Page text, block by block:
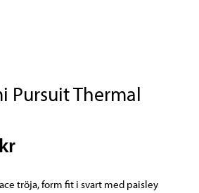
Pursuit Thermal
tröja, form fit i svart med paisley